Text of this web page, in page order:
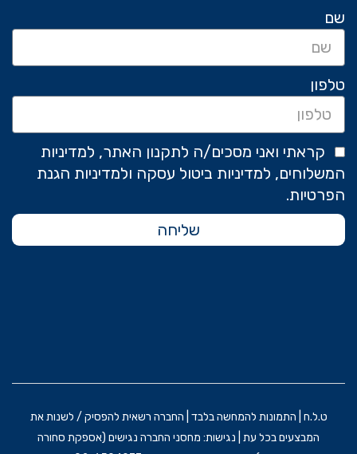
שם
טלפון
קראתי ואני מסכים/ה לתקנון האתר, למדיניות
המשלוחים, למדיניות ביטול עסקה ולמדיניות הגנת
הפרטיות.
שליחה
ט.ל.ח | התמונות להמחשה בלבד | החברה רשאית להפסיק / לשנות את
המבצעים בכל עת | נגישות: מחסני החברה נגישים (אספקת סחורה